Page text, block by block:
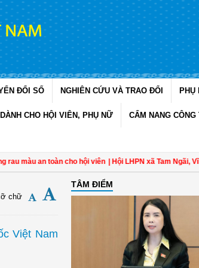
ĐỔI SỐ NGHIÊN CỨU VÀ TRAO ĐỔI PHỤ
DÀNH CHO HỘI VIÊN, PHỤ NỮ CẨM NANG CÔNG
an toàn cho hội viên | Hội LHPN xã Tam Ngãi, Vĩnh
chữ
Việt Nam
TÂM ĐIỂM